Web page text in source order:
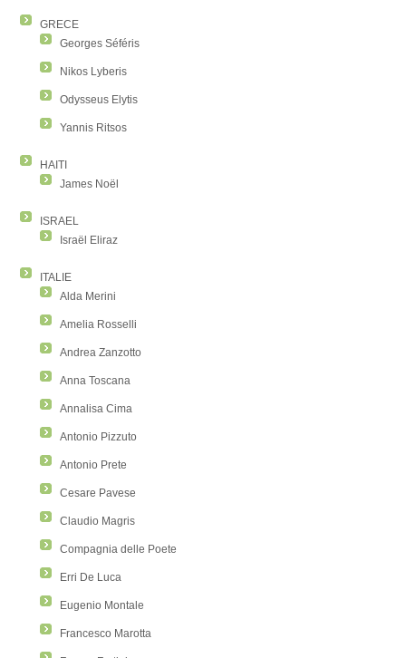
GRECE
Georges Séféris
Nikos Lyberis
Odysseus Elytis
Yannis Ritsos
HAITI
James Noël
ISRAEL
Israël Eliraz
ITALIE
Alda Merini
Amelia Rosselli
Andrea Zanzotto
Anna Toscana
Annalisa Cima
Antonio Pizzuto
Antonio Prete
Cesare Pavese
Claudio Magris
Compagnia delle Poete
Erri De Luca
Eugenio Montale
Francesco Marotta